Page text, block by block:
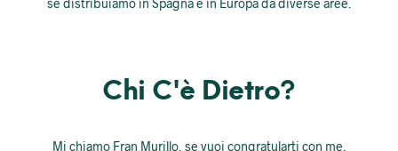
se distribuiamo in Spagna e in Europa da diverse aree.
Chi C'è Dietro?
Mi chiamo Fran Murillo, se vuoi congratularti con me,